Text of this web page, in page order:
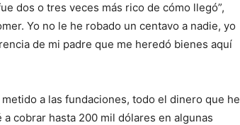
dos o tres veces más rico de cómo llegó”,
Yo no le he robado un centavo a nadie, yo
de mi padre que me heredó bienes aquí
a las fundaciones, todo el dinero que he
cobrar hasta 200 mil dólares en algunas